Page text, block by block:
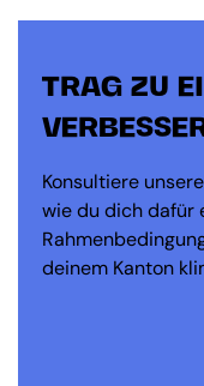
TRAG ZU
Konsultiere
wie du dich dafür
deinem Kanton